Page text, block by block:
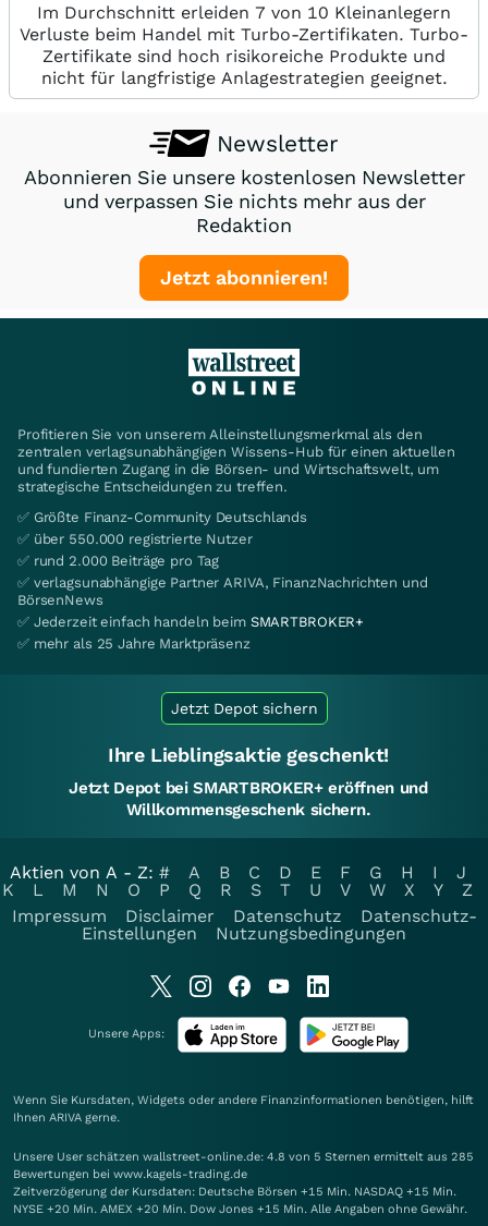
Im Durchschnitt erleiden 7 von 10 Kleinanlegern
Verluste beim Handel mit Turbo-Zertifikaten. Turbo-
Zertifikate sind hoch risikoreiche Produkte und
nicht für langfristige Anlagestrategien geeignet.
Newsletter
Abonnieren Sie unsere kostenlosen Newsletter
und verpassen Sie nichts mehr aus der
Redaktion
Jetzt abonnieren!
Profitieren Sie von unserem Alleinstellungsmerkmal als den
zentralen verlagsunabhängigen Wissens-Hub für einen aktuellen
und fundierten Zugang in die Börsen- und Wirtschaftswelt, um
strategische Entscheidungen zu treffen.
✅ Größte Finanz-Community Deutschlands
✅ über 550.000 registrierte Nutzer
✅ rund 2.000 Beiträge pro Tag
✅ verlagsunabhängige Partner ARIVA, FinanzNachrichten und
BörsenNews
✅ Jederzeit einfach handeln beim SMARTBROKER+
✅ mehr als 25 Jahre Marktpräsenz
Jetzt Depot sichern
Ihre Lieblingsaktie geschenkt!
Jetzt Depot bei SMARTBROKER+ eröffnen und
Willkommensgeschenk sichern.
Aktien von A - Z: # A B C D E F G H I
J
K
L M N O P Q R S T U V W X Y
Z
Impressum
Disclaimer Datenschutz
Datenschutz-
Einstellungen
Nutzungsbedingungen
Unsere Apps:
Wenn Sie Kursdaten, Widgets oder andere Finanzinformationen benötigen, hilft
Ihnen ARIVA gerne.
Unsere User schätzen wallstreet-online.de: 4.8 von 5 Sternen ermittelt aus 285
Bewertungen bei www.kagels-trading.de
Zeitverzögerung der Kursdaten: Deutsche Börsen +15 Min. NASDAQ +15 Min.
NYSE +20 Min. AMEX +20 Min. Dow Jones +15 Min. Alle Angaben ohne Gewähr.